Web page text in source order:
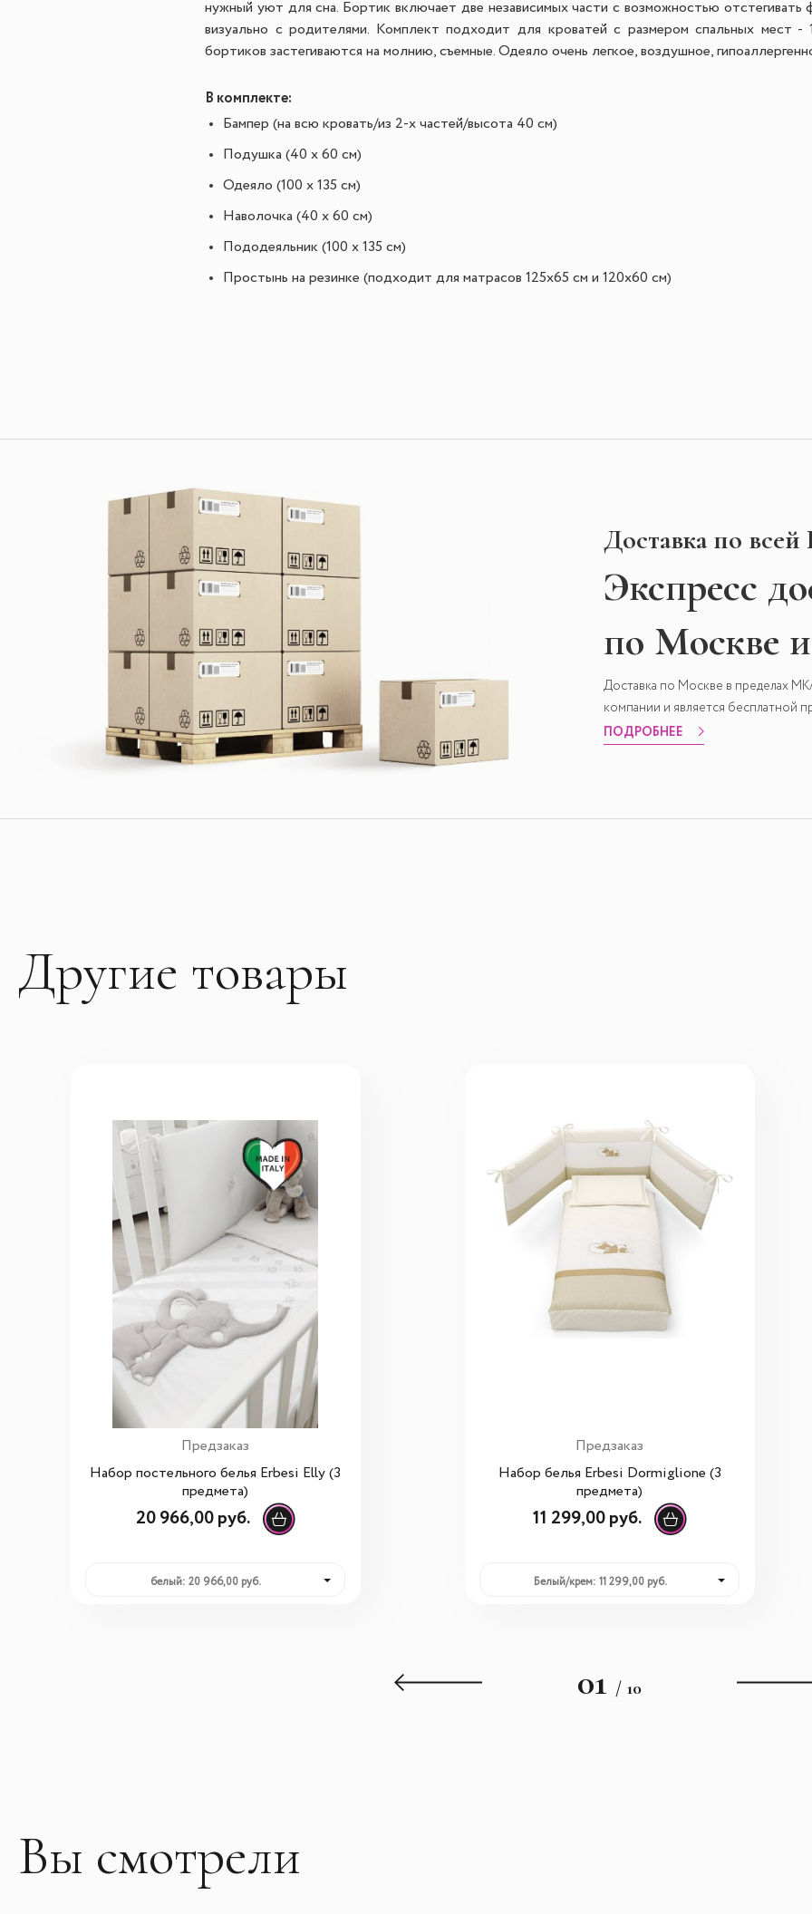
нужный уют для сна. Бортик включает две независимых части с возможностью отстегивать
визуально с родителями. Комплект подходит для кроватей с размером спальных мест
бортиков застегиваются на молнию, съемные. Одеяло очень легкое, воздушное,
В комплекте:
Бампер (на всю кровать/из 2-х частей/высота 40 см)
Подушка (40 х 60 см)
Одеяло (100 х 135 см)
Наволочка (40 х 60 см)
Пододеяльник (100 х 135 см)
Простынь на резинке (подходит для матрасов 125х65 см и 120х60 см)
Доставка по
Экспресс
по Москве
Доставка по Москве в пределах
компании и является бесплатной
ПОДРОБНЕЕ
Другие товары
Предзаказ
Набор постельного белья Erbesi Elly (3
предмета)
20 966,00 руб.
белый: 20 966,00 руб.
Предзаказ
Набор белья Erbesi Dormiglione (3
предмета)
11 299,00 руб.
Белый/крем: 11 299,00 руб.
01 / 10
Вы смотрели